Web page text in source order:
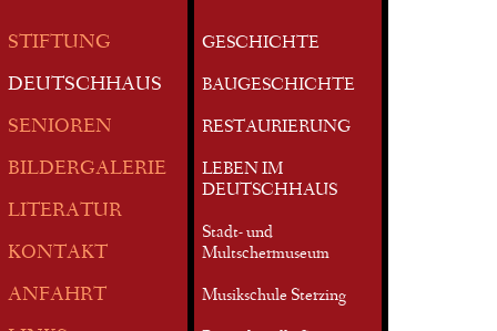
STIFTUNG
DEUTSCHHAUS
SENIOREN
BILDERGALERIE
LITERATUR
KONTAKT
ANFAHRT
GESCHICHTE
BAUGESCHICHTE
RESTAURIERUNG
LEBEN IM
DEUTSCHHAUS
Stadt- und
Multschermuseum
Musikschule Sterzing